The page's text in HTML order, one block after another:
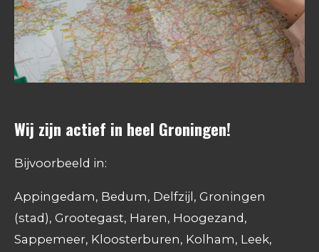
Wij zijn actief in heel Groningen!
Bijvoorbeeld in:
Appingedam, Bedum, Delfzijl, Groningen
(stad), Grootegast, Haren, Hoogezand,
Sappemeer, Kloosterburen, Kolham, Leek,